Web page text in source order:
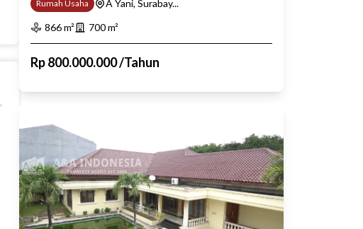
Rumah Usaha
A Yani, Surabay...
866m² 700m²
Rp800.000.000/Tahun